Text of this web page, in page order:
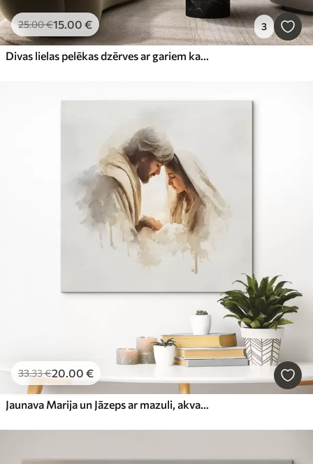
25.00€15.00 € 3
Divas lielas pelēkas dzērves ar gariem kakliem un izplestiem spārniem stāv miglainā ezerā, ko ieskauj koki
33.33€20.00 €
Jaunava Marija un Jāzeps ar mazuli, akvareļa stilā